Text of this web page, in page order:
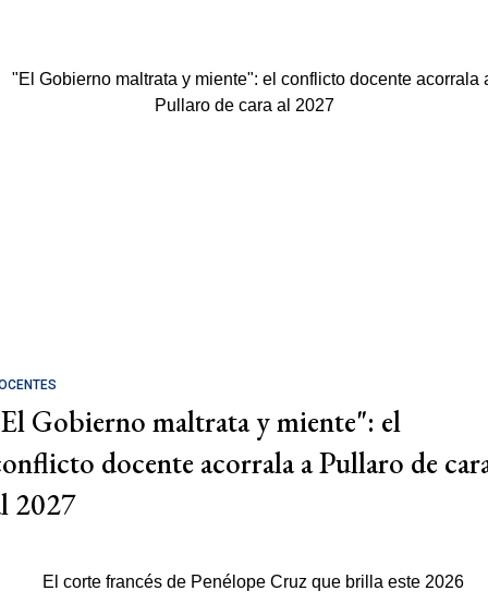
Gobierno maltrata y miente": el
docente acorrala a Pullaro de
2027